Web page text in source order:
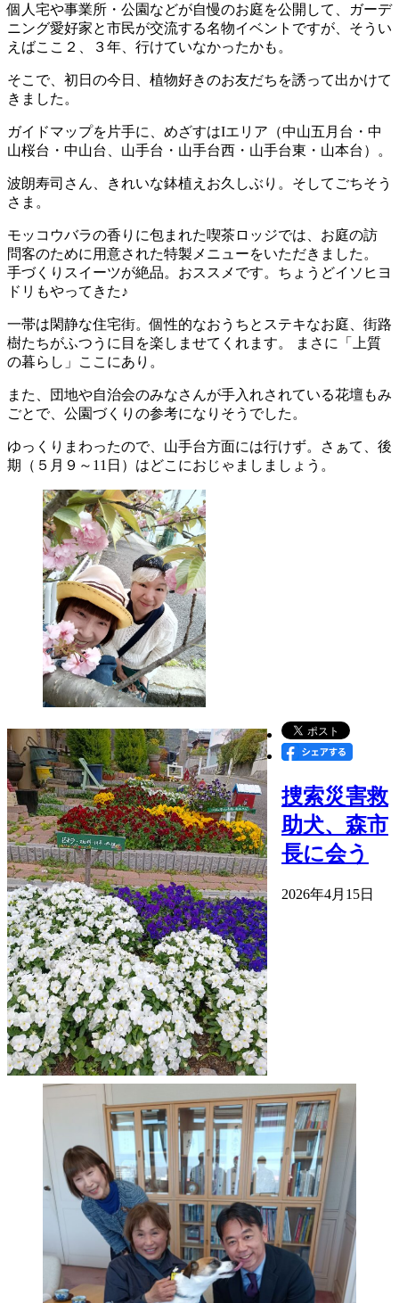
個人宅や事業所・公園などが自慢のお庭を公開して、ガーデ
ニング愛好家と市民が交流する名物イベントですが、そうい
えばここ２、３年、行けていなかったかも。
そこで、初日の今日、植物好きのお友だちを誘って出かけて
きました。
ガイドマップを片手に、めざすはIエリア（中山五月台・中
山桜台・中山台、山手台・山手台西・山手台東・山本台）。
波朗寿司さん、きれいな鉢植えお久しぶり。そしてごちそう
さま。
モッコウバラの香りに包まれた喫茶ロッジでは、お庭の訪
問客のために用意された特製メニューをいただきました。
手づくりスイーツが絶品。おススメです。ちょうどイソヒヨ
ドリもやってきた♪
一帯は閑静な住宅街。個性的なおうちとステキなお庭、街路
樹たちがふつうに目を楽しませてくれます。 まさに「上質
の暮らし」ここにあり。
また、団地や自治会のみなさんが手入れされている花壇もみ
ごとで、公園づくりの参考になりそうでした。
ゆっくりまわったので、山手台方面には行けず。さぁて、後
期（５月９～11日）はどこにおじゃましましょう。
捜索災害救
助犬、森市
長に会う
2026年4月15日